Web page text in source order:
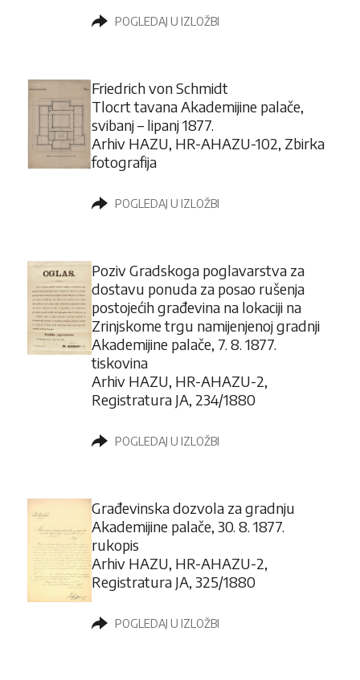
POGLEDAJ U IZLOŽBI
Friedrich von Schmidt
Tlocrt tavana Akademijine palače,
svibanj – lipanj 1877.
Arhiv HAZU, HR-AHAZU-102, Zbirka
fotografija
POGLEDAJ U IZLOŽBI
Poziv Gradskoga poglavarstva za
dostavu ponuda za posao rušenja
postojećih građevina na lokaciji na
Zrinjskome trgu namijenjenoj gradnji
Akademijine palače, 7. 8. 1877.
tiskovina
Arhiv HAZU, HR-AHAZU-2,
Registratura JA, 234/1880
POGLEDAJ U IZLOŽBI
Građevinska dozvola za gradnju
Akademijine palače, 30. 8. 1877.
rukopis
Arhiv HAZU, HR-AHAZU-2,
Registratura JA, 325/1880
POGLEDAJ U IZLOŽBI